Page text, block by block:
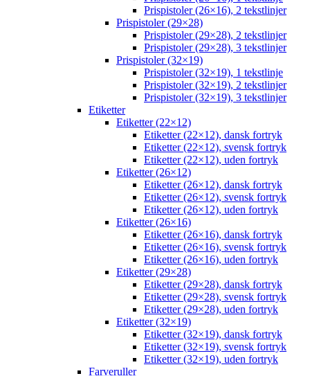
Prispistoler (26×16), 2 tekstlinjer
Prispistoler (29×28)
Prispistoler (29×28), 2 tekstlinjer
Prispistoler (29×28), 3 tekstlinjer
Prispistoler (32×19)
Prispistoler (32×19), 1 tekstlinje
Prispistoler (32×19), 2 tekstlinjer
Prispistoler (32×19), 3 tekstlinjer
Etiketter
Etiketter (22×12)
Etiketter (22×12), dansk fortryk
Etiketter (22×12), svensk fortryk
Etiketter (22×12), uden fortryk
Etiketter (26×12)
Etiketter (26×12), dansk fortryk
Etiketter (26×12), svensk fortryk
Etiketter (26×12), uden fortryk
Etiketter (26×16)
Etiketter (26×16), dansk fortryk
Etiketter (26×16), svensk fortryk
Etiketter (26×16), uden fortryk
Etiketter (29×28)
Etiketter (29×28), dansk fortryk
Etiketter (29×28), svensk fortryk
Etiketter (29×28), uden fortryk
Etiketter (32×19)
Etiketter (32×19), dansk fortryk
Etiketter (32×19), svensk fortryk
Etiketter (32×19), uden fortryk
Farveruller